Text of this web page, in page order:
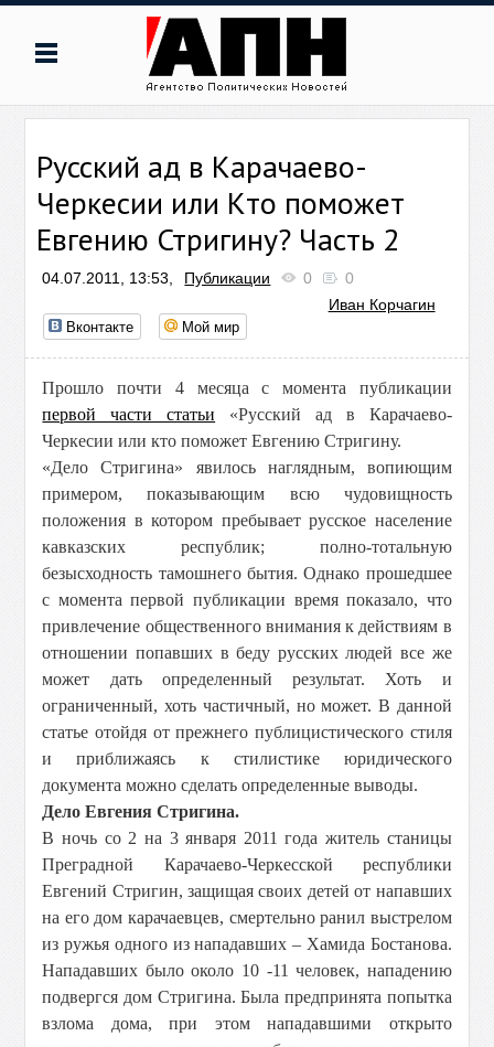
Русский ад в Карачаево-
Черкесии или Кто поможет
Евгению Стригину? Часть 2
04.07.2011, 13:53, Публикации 0
0
Иван Корчагин
Вконтакте Мой мир
Прошло почти 4 месяца с момента публикации
первой части статьи «Русский ад в Карачаево-
Черкесии или кто поможет Евгению Стригину.
«Дело Стригина» явилось наглядным, вопиющим
примером, показывающим всю чудовищность
положения в котором пребывает русское население
кавказских республик; полно-тотальную
безысходность тамошнего бытия. Однако прошедшее
с момента первой публикации время показало, что
привлечение общественного внимания к действиям в
отношении попавших в беду русских людей все же
может дать определенный результат. Хоть и
ограниченный, хоть частичный, но может. В данной
статье отойдя от прежнего публицистического стиля
и приближаясь к стилистике юридического
документа можно сделать определенные выводы.
Дело Евгения Стригина.
В ночь со 2 на 3 января 2011 года житель станицы
Преградной Карачаево-Черкесской республики
Евгений Стригин, защищая своих детей от напавших
на его дом карачаевцев, смертельно ранил выстрелом
из ружья одного из нападавших – Хамида Бостанова.
Нападавших было около 10 -11 человек, нападению
подвергся дом Стригина. Была предпринята попытка
взлома дома, при этом нападавшими открыто